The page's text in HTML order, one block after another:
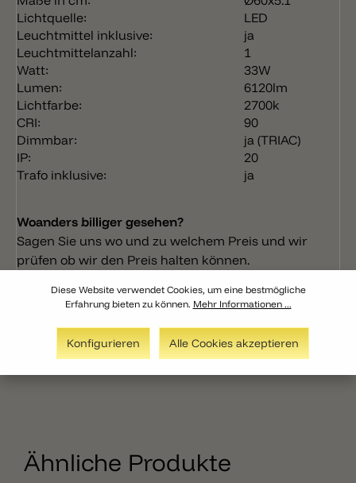
Lichtquelle:
LED
Leuchtmittel inklusive:
ja
Leuchtmittelanzahl:
1
Watt:
33W
Lumen:
6120lm
Lichtfarbe:
2700k
CRI:
90
Dimmbar:
ja (TRIAC)
IP:
20
Trafo inklusive:
ja
Woanders billiger gesehen?
Sagen Sie uns wo und zu welchem Preis und wir
prüfen ob wir den Preis halten können.
Preisanfrage
Ähnliche Produkte
Diese Website verwendet Cookies, um eine bestmögliche
Erfahrung bieten zu können. Mehr Informationen ...
Konfigurieren Alle Cookies akzeptieren